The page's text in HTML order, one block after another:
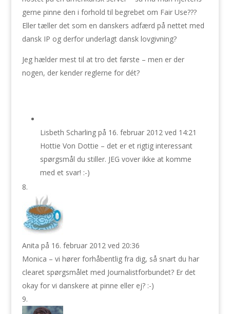
gerne pinne den i forhold til begrebet om Fair Use???
Eller tæller det som en danskers adfærd på nettet med
dansk IP og derfor underlagt dansk lovgivning?
Jeg hælder mest til at tro det første – men er der
nogen, der kender reglerne for dét?
Lisbeth Scharling på 16. februar 2012 ved 14:21
Hottie Von Dottie – det er et rigtig interessant
spørgsmål du stiller. JEG vover ikke at komme
med et svar! :-)
Anita på 16. februar 2012 ved 20:36
Monica – vi hører forhåbentlig fra dig, så snart du har
clearet spørgsmålet med Journalistforbundet? Er det
okay for vi danskere at pinne eller ej? :-)